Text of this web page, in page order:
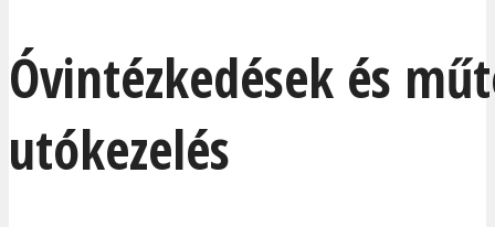
Óvintézkedések és
utókezelés